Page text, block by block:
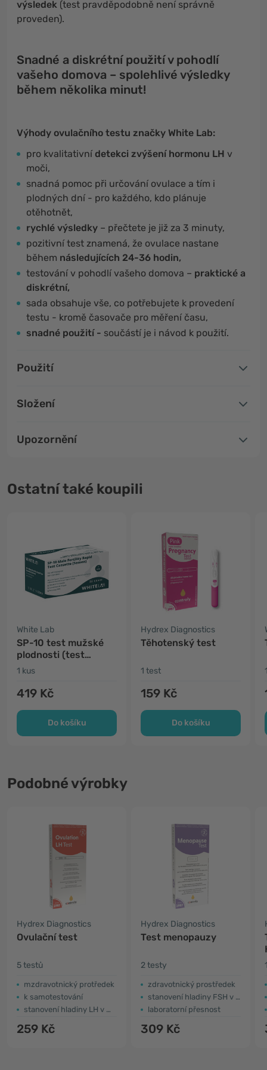
výsledek (test pravděpodobně není správně
proveden).
Snadné a diskrétní použití v pohodlí
vašeho domova – spolehlivé výsledky
během několika minut!
Výhody ovulačního testu značky White Lab:
pro kvalitativní detekci zvýšení hormonu LH v
moči,
snadná pomoc při určování ovulace a tím i
plodných dní - pro každého, kdo plánuje
otěhotnět,
rychlé výsledky – přečtete je již za 3 minuty,
pozitivní test znamená, že ovulace nastane
během následujících 24-36 hodin,
testování v pohodlí vašeho domova – praktické a
diskrétní,
sada obsahuje vše, co potřebujete k provedení
testu - kromě časovače pro měření času,
snadné použití - součástí je i návod k použití.
Použití
Složení
Upozornění
Ostatní také koupili
White Lab
SP-10 test mužské
plodnosti (test
spermatu)
1 kus
419 Kč
Do košíku
Hydrex Diagnostics
Těhotenský test
1 test
159 Kč
Do košíku
Podobné výrobky
Hydrex Diagnostics
Ovulační test
5 testů
mzdravotnický protředek
k samotestování
stanovení hladiny LH v moči
259 Kč
Hydrex Diagnostics
Test menopauzy
2 testy
zdravotnický prostředek
stanovení hladiny FSH v moči
laboratorní přesnost
309 Kč